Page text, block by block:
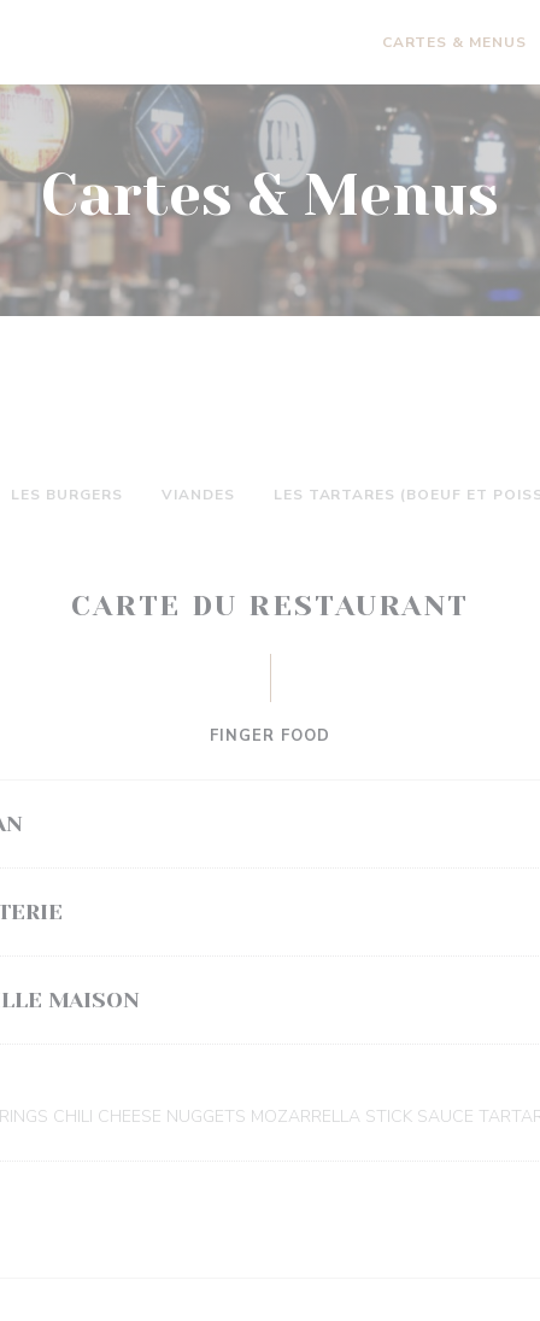
CARTES & MENUS
Cartes & Menus
LES BURGERS VIANDES LES TARTARES (BOEUF ET
CARTE DU RESTAURANT
FINGER FOOD
MAISON
CHILI CHEESE NUGGETS MOZARRELLA STICK SAUCE